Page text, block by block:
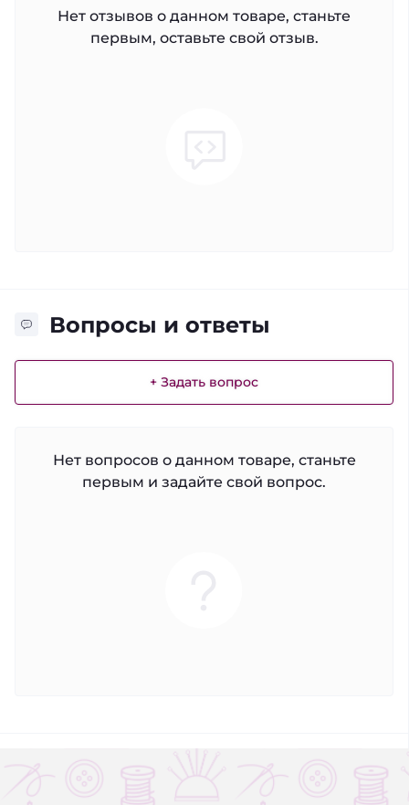
Нет отзывов о данном товаре, станьте
первым, оставьте свой отзыв.
Вопросы и ответы
+ Задать вопрос
Нет вопросов о данном товаре, станьте
первым и задайте свой вопрос.